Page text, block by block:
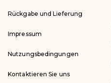
Rückgabe und Lieferung
Impressum
Nutzungsbedingungen
Kontaktieren Sie uns